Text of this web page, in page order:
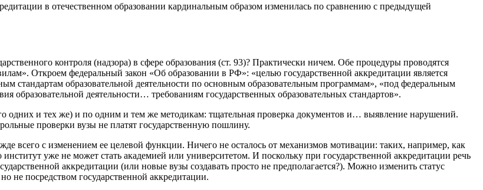
в отечественном образовании кардинальным образом изменилась по сравнению с предыдущей
контроля (надзора) в сфере образования (ст. 93)? Практически ничем. Обе процедуры проводятся
Откроем федеральный закон «Об образовании в РФ»: «целью государственной аккредитации является
стандартам образовательной деятельности по основным образовательным программам», «под федеральным
образовательной деятельности… требованиям государственных образовательных стандартов».
одних и тех же) и по одним и тем же методикам: тщательная проверка документов и… выявление нарушений.
проверки вузы не платят государственную пошлину.
всего с изменением ее целевой функции. Ничего не осталось от механизмов мотивации: таких, например, как
уже не может стать академией или университетом. И поскольку при государственной аккредитации речь
аккредитации (или новые вузы создавать просто не предполагается?). Можно изменить статус
не посредством государственной аккредитации.